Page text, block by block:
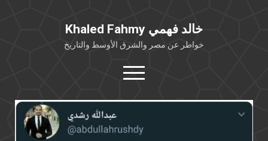
Khaled Fahmy خالد فهمي
خواطر عن مصر والشرق الأوسط والتاريخ
open
menu
twitterfacebook
خلفية شخصية